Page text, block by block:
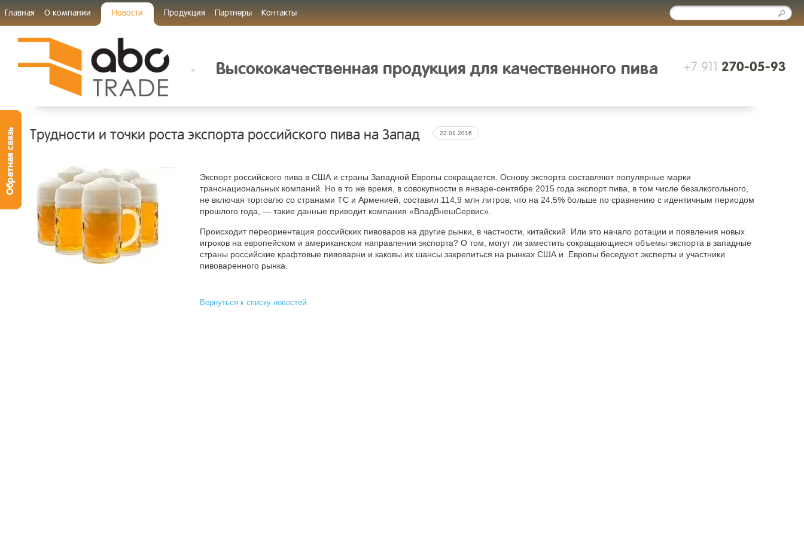
Главная О компании Новости Продукция Партнеры Контакты
Высококачественная продукция для качественного пива +7 911 270-05-93
Трудности и точки роста экспорта российского пива на Запад 22.01.2016
Экспорт российского пива в США и страны Западной Европы сокращается. Основу экспорта составляют популярные марки
транснациональных компаний. Но в то же время, в совокупности в январе-сентябре 2015 года экспорт пива, в том числе безалкогольного,
не включая торговлю со странами ТС и Арменией, составил 114,9 млн литров, что на 24,5% больше по сравнению с идентичным периодом
прошлого года, — такие данные приводит компания «ВладВнешСервис».
Происходит переориентация российских пивоваров на другие рынки, в частности, китайский. Или это начало ротации и появления новых
игроков на европейском и американском направлении экспорта? О том, могут ли заместить сокращающиеся объемы экспорта в западные
страны российские крафтовые пивоварни и каковы их шансы закрепиться на рынках США и Европы беседуют эксперты и участники
пивоваренного рынка.
Вернуться к списку новостей